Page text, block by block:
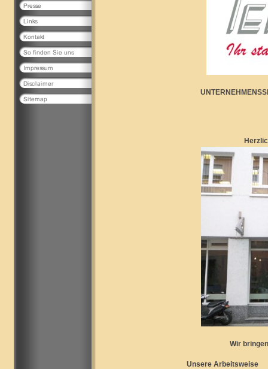
Herzlich Willkommen
Wir bringen Unternehmen
Unsere Arbeitsweise ►